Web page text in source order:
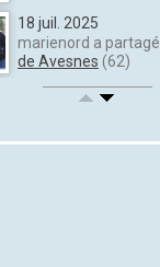
18 juil. 2025
marienord a partagé
de Avesnes (62)
18 juil. 2025